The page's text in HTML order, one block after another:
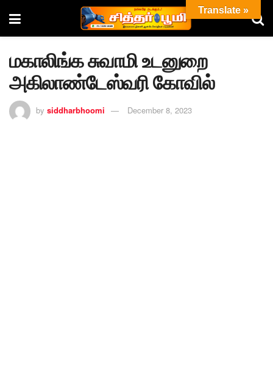
மகாலிங்க சுவாமி உடனுறை
அகிலாண்டேஸ்வரி கோவில்
by siddharbhoomi December 8, 2023
Translate »